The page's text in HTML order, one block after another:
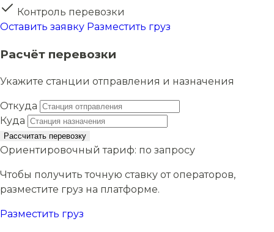
Контроль перевозки
Оставить заявку Разместить груз
Расчёт перевозки
Укажите станции отправления и назначения
Откуда
Куда
Рассчитать перевозку
Ориентировочный тариф: по запросу
Чтобы получить точную ставку от операторов,
разместите груз на платформе.
Разместить груз